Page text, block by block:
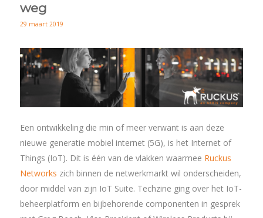
weg
29 maart 2019
Een ontwikkeling die min of meer verwant is aan deze
nieuwe generatie mobiel internet (5G), is het Internet of
Things (IoT). Dit is één van de vlakken waarmee Ruckus
Networks zich binnen de netwerkmarkt wil onderscheiden,
door middel van zijn IoT Suite. Techzine ging over het IoT-
beheerplatform en bijbehorende componenten in gesprek